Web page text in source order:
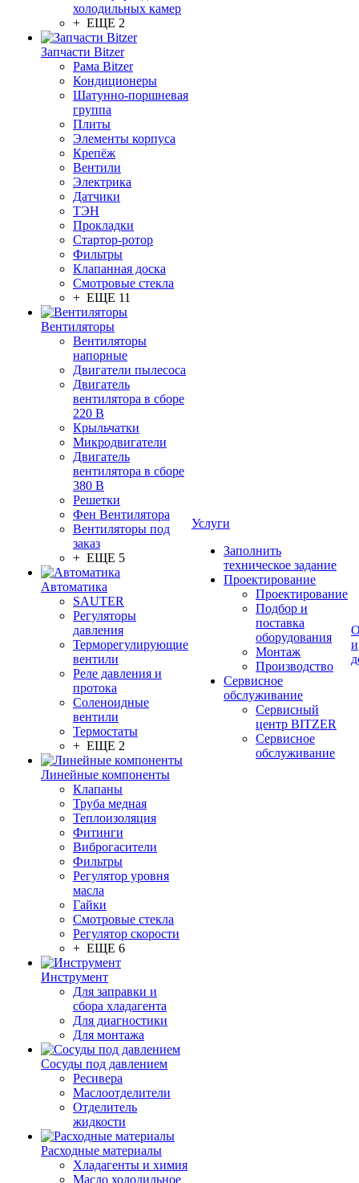
холодильных камер
+ ЕЩЕ 2
Запчасти Bitzer
Рама Bitzer
Кондиционеры
Шатунно-поршневая
группа
Плиты
Элементы корпуса
Крепёж
Вентили
Электрика
Датчики
ТЭН
Прокладки
Стартор-ротор
Фильтры
Клапанная доска
Смотровые стекла
+ ЕЩЕ 11
Вентиляторы
Вентиляторы
напорные
Двигатели пылесоса
Двигатель
вентилятора в сборе
220 В
Крыльчатки
Микродвигатели
Двигатель
вентилятора в сборе
380 В
Решетки
Фен Вентилятора
Вентиляторы под
заказ
+ ЕЩЕ 5
Автоматика
SAUTER
Регуляторы
давления
Терморегулирующие
вентили
Реле давления и
протока
Соленоидные
вентили
Термостаты
+ ЕЩЕ 2
Линейные компоненты
Клапаны
Труба медная
Теплоизоляция
Фитинги
Виброгасители
Фильтры
Регулятор уровня
масла
Гайки
Смотровые стекла
Регулятор скорости
+ ЕЩЕ 6
Инструмент
Для заправки и
сбора хладагента
Для диагностики
Для монтажа
Сосуды под давлением
Ресивера
Маслоотделители
Отделитель
жидкости
Расходные материалы
Хладагенты и химия
Масло холодильное
Услуги
Заполнить
техническое задание
Проектирование
Проектирование
Подбор и
поставка
оборудования
Монтаж
Производство
Сервисное
обслуживание
Сервисный
центр BITZER
Сервисное
обслуживание
и